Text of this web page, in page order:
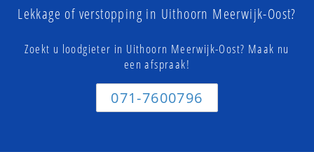
Lekkage of verstopping in Uithoorn Meerwijk-Oost?
Zoekt u loodgieter in Uithoorn Meerwijk-Oost? Maak nu
een afspraak!
071-7600796